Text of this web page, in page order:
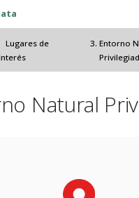
contenido
Lugares de
Entorno
Natural